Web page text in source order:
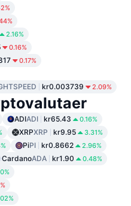
2.16%
0.16%
0.17%
kr0.003739 2.09%
ADIADI kr65.43 0.16%
XRPXRP kr9.95 3.31%
PiPI kr0.8662 2.96%
CardanoADA kr1.90 0.48%